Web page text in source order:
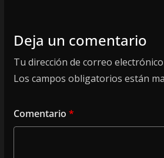
Deja un comentario
Tu dirección de correo
Los campos obligatorios están
Comentario *